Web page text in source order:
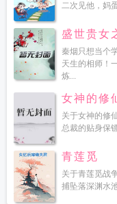
二次见他，妈
盛世贵女
秦烟只想当个
天生的相师！
炼...
女神的修
关于女神的修
总裁的贴身保
青莲觅
关于青莲觅战
捕坠落深渊水